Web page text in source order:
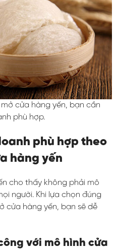
cửa hàng yến, bạn cần
phù hợp.
phù hợp theo
hàng yến
cho thấy không phải mô
người. Khi lựa chọn đúng
cửa hàng yến, bạn sẽ dễ
với mô hình cửa